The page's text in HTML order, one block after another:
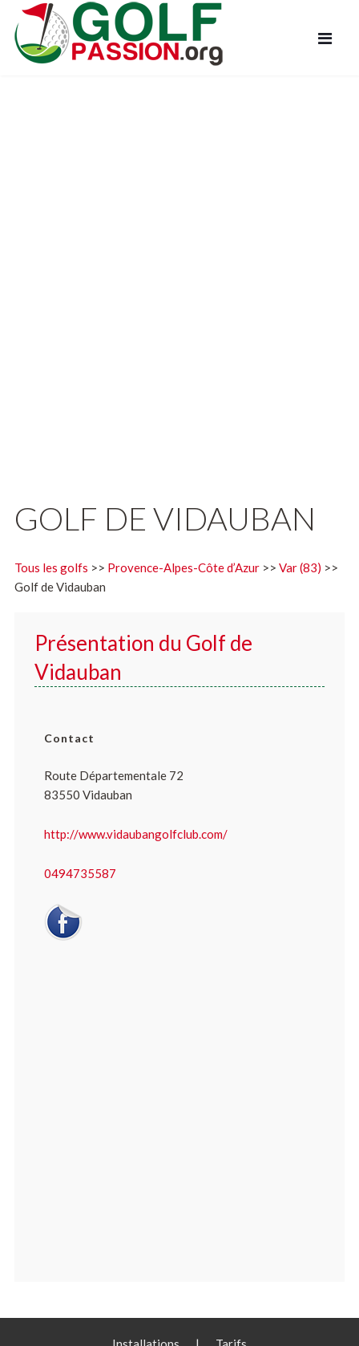
GOLF DE VIDAUBAN
Tous les golfs >> Provence-Alpes-Côte d’Azur>> Var (83) >>
Golf de Vidauban
Présentation du Golf de
Vidauban
Contact
Route Départementale 72
83550 Vidauban
http://www.vidaubangolfclub.com/
0494735587